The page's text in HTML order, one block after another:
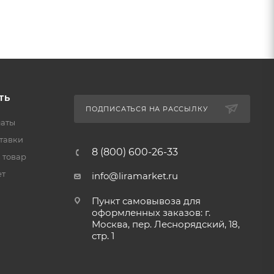
товар
ПОДПИСАТЬСЯ НА РАССЫЛКУ
8 (800) 600-26-33
info@liramarket.ru
Пункт самовывоза для
оформленных заказов: г.
Москва, пер. Леснорядский, 18,
стр. 1